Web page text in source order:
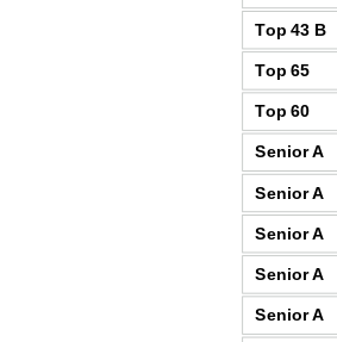
Top 43 B
Top 65
Top 60
Senior A
Senior A
Senior A
Senior A
Senior A